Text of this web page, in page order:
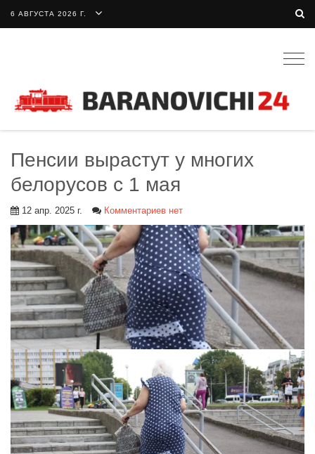
6 АВГУСТА 2026 Г.
Пенсии вырастут у многих
белорусов с 1 мая
12 апр. 2025 г. Комментариев нет